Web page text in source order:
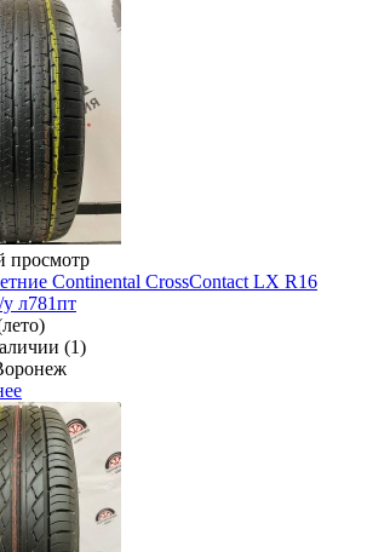
просмотр
Continental CrossContact LX R16
л781пт
(1)